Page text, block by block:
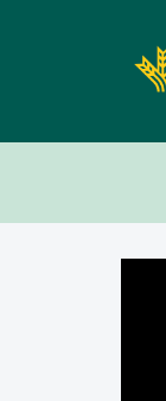
de
prensa